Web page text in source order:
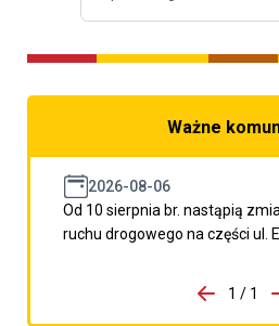
Ważne
2026-08-06
Od 10 sierpnia br. nastąpią
ruchu drogowego na części ul.
porzpedniego komunikatu
1 / 1